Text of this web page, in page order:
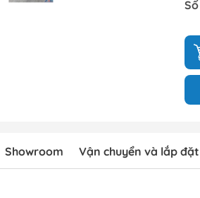
Showroom Vận chuyển và lắp đặt